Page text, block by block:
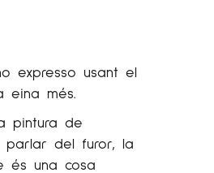
expresso usant el
eina més.
pintura de
parlar del furor, la
és una cosa